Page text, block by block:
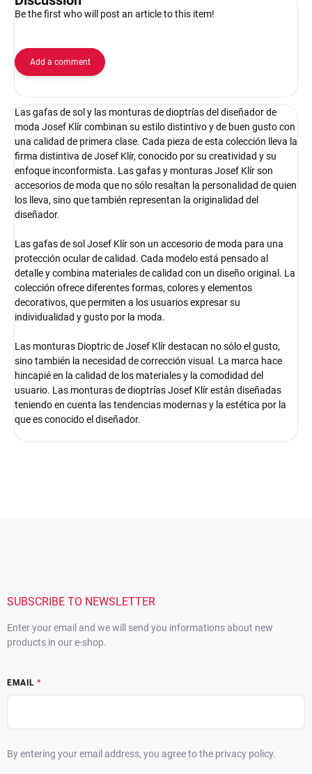
Be the first who will post an article to this item!
Add a comment
Las gafas de sol y las monturas de dioptrías del diseñador de
moda Josef Klír combinan su estilo distintivo y de buen gusto con
una calidad de primera clase. Cada pieza de esta colección lleva la
firma distintiva de Josef Klír, conocido por su creatividad y su
enfoque inconformista. Las gafas y monturas Josef Klír son
accesorios de moda que no sólo resaltan la personalidad de quien
los lleva, sino que también representan la originalidad del
diseñador.
Las gafas de sol Josef Klír son un accesorio de moda para una
protección ocular de calidad. Cada modelo está pensado al
detalle y combina materiales de calidad con un diseño original. La
colección ofrece diferentes formas, colores y elementos
decorativos, que permiten a los usuarios expresar su
individualidad y gusto por la moda.
Las monturas Dioptric de Josef Klír destacan no sólo el gusto,
sino también la necesidad de corrección visual. La marca hace
hincapié en la calidad de los materiales y la comodidad del
usuario. Las monturas de dioptrías Josef Klír están diseñadas
teniendo en cuenta las tendencias modernas y la estética por la
que es conocido el diseñador.
SUBSCRIBE TO NEWSLETTER
Enter your email and we will send you informations about new
products in our e-shop.
EMAIL
By entering your email address, you agree to the privacy policy.